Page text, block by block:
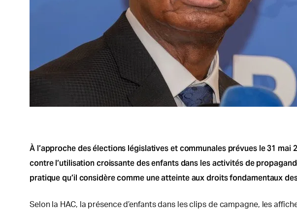
À l’approche des élections législatives et communales prévues le 31
contre l’utilisation croissante des enfants dans les activités de
pratique qu’il considère comme une atteinte aux droits fondamentaux
Selon la HAC, la présence d’enfants dans les clips de campagne, les